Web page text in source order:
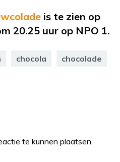
is te zien op
20.25 uur op NPO 1.
chocola chocolade
te kunnen plaatsen.